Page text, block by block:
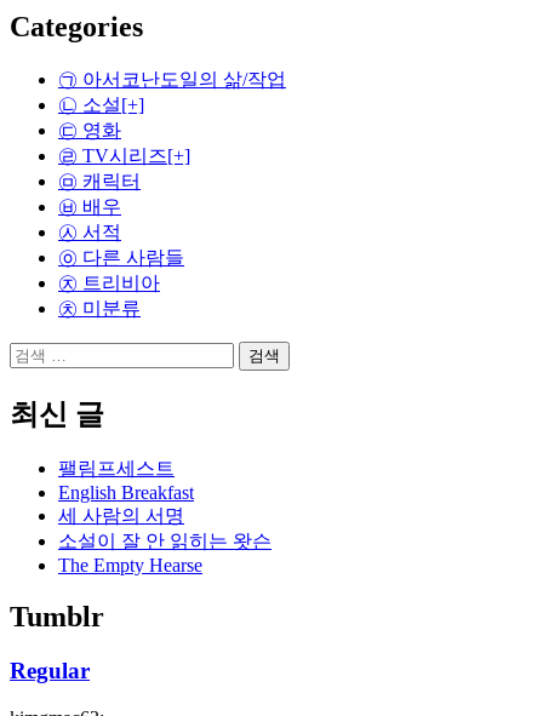
Categories
㉠ 아서코난도일의 삶/작업
㉡ 소설[+]
㉢ 영화
㉣ TV시리즈[+]
㉤ 캐릭터
㉥ 배우
㉦ 서적
㉧ 다른 사람들
㉨ 트리비아
㉩ 미분류
검
최신 글
팰림프세스트
English Breakfast
세 사람의 서명
소설이 잘 안 읽히는 왓슨
The Empty Hearse
Tumblr
Regular